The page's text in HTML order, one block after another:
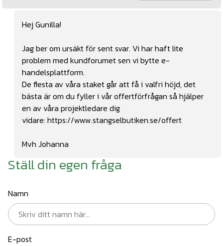
Hej Gunilla!
Jag ber om ursäkt för sent svar. Vi har haft lite
problem med kundforumet sen vi bytte e-
handelsplattform.
De flesta av våra staket går att få i valfri höjd, det
bästa är om du fyller i vår offertförfrågan så hjälper
en av våra projektledare dig
vidare: https://www.stangselbutiken.se/offert
Mvh Johanna
Ställ din egen fråga
Namn
E-post